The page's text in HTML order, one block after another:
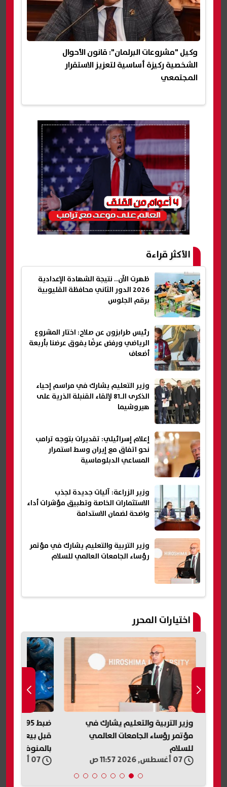
وكيل "مشروعات البرلمان": قانون الأحوال
الشخصية ركيزة أساسية لتعزيز الاستقرار
المجتمعي
الأكثر قراءة
ظهرت الآن.. نتيجة الشهادة الإعدادية
2026 الدور الثاني محافظة القليوبية
برقم الجلوس
رئيس طرابزون عن صلاح: اختار المشروع
الرياضي ورفض عرضًا يفوق عرضنا بأربعة
أضعاف
وزير التعليم يشارك في مراسم إحياء
الذكرى الـ81 لإلقاء القنبلة الذرية على
هيروشيما
إعلام إسرائيلي: تقديرات بتوجه ترامب
نحو اتفاق مع إيران وسط استمرار
المساعي الدبلوماسية
وزير الزراعة: آليات جديدة لجذب
الاستثمارات الخاصة وتطبيق مؤشرات أداء
واضحة لضمان الاستدامة
وزير التربية والتعليم يشارك في مؤتمر
رؤساء الجامعات العالمي للسلام
اختيارات المحرر
وزير التربية والتعليم يشارك في
مؤتمر رؤساء الجامعات العالمي
للسلام
07 أغسطس, 2026 11:57 ص
قبل بيعها في
بالمنوفية
07 أغسطس, 2026 11:56 ص